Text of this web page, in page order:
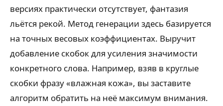
версиях практически отсутствует, фантазия
льётся рекой. Метод генерации здесь базируется
на точных весовых коэффициентах. Выручит
добавление скобок для усиления значимости
конкретного слова. Например, взяв в круглые
скобки фразу «влажная кожа», вы заставите
алгоритм обратить на неё максимум внимания.